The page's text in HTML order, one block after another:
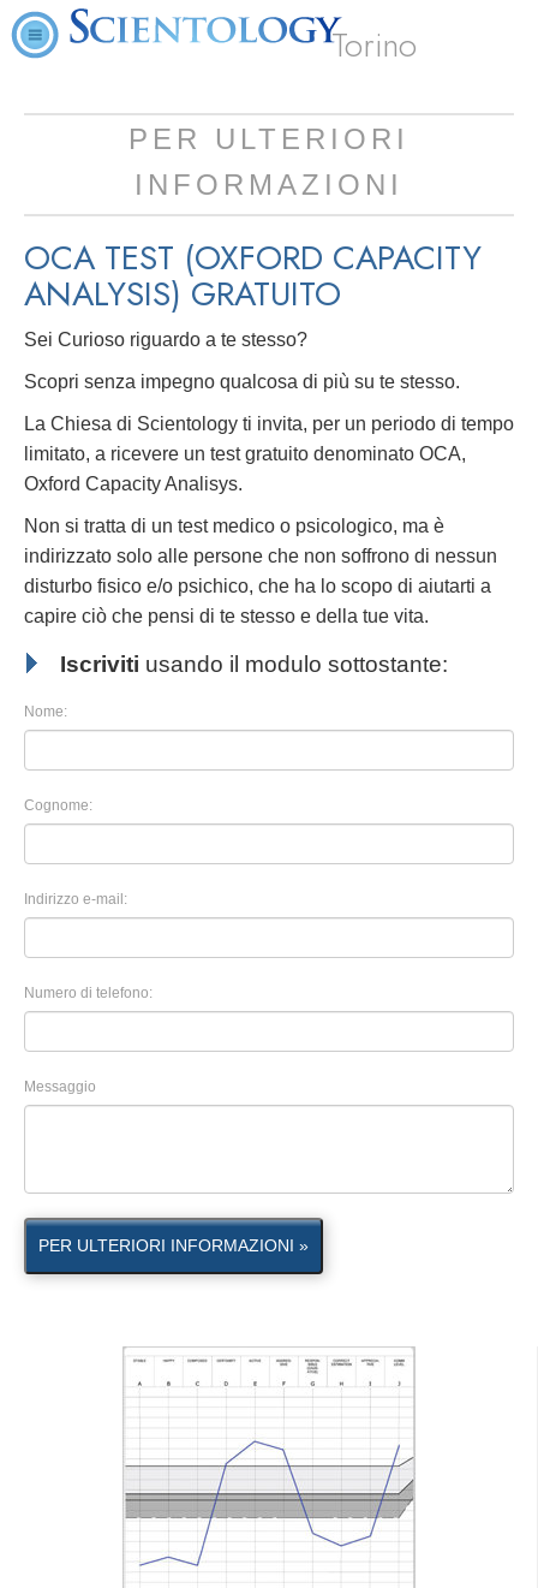
Torino
PER ULTERIORI
INFORMAZIONI
OCA TEST (OXFORD CAPACITY
ANALYSIS) GRATUITO
Sei Curioso riguardo a te stesso?
Scopri senza impegno qualcosa di più su te stesso.
La Chiesa di Scientology ti invita, per un periodo di tempo
limitato, a ricevere un test gratuito denominato OCA,
Oxford Capacity Analisys.
Non si tratta di un test medico o psicologico, ma è
indirizzato solo alle persone che non soffrono di nessun
disturbo fisico e/o psichico, che ha lo scopo di aiutarti a
capire ciò che pensi di te stesso e della tue vita.
Iscriviti usando il modulo sottostante:
Nome:
Cognome:
Indirizzo e-mail:
Numero di telefono:
Messaggio
PER ULTERIORI INFORMAZIONI »